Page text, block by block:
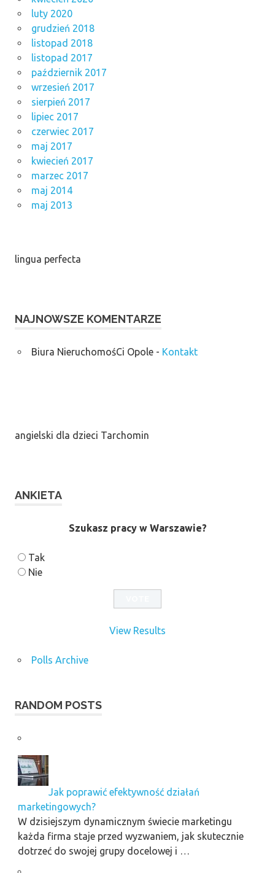
luty 2020
grudzień 2018
listopad 2018
listopad 2017
październik 2017
wrzesień 2017
sierpień 2017
lipiec 2017
czerwiec 2017
maj 2017
kwiecień 2017
marzec 2017
maj 2014
maj 2013
lingua perfecta
NAJNOWSZE KOMENTARZE
Biura NieruchomośCi Opole- Kontakt
angielski dla dzieci Tarchomin
ANKIETA
Szukasz pracy w Warszawie?
Tak
Nie
View Results
Polls Archive
RANDOM POSTS
Jak poprawić efektywność działań
marketingowych?
W dzisiejszym dynamicznym świecie marketingu
każda firma staje przed wyzwaniem, jak skutecznie
dotrzeć do swojej grupy docelowej i …